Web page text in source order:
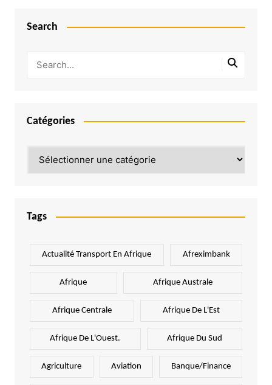
Search
Catégories
Tags
Actualité Transport En Afrique Afreximbank
Afrique Afrique Australe
Afrique Centrale Afrique De L'Est
Afrique De L'Ouest. Afrique Du Sud
Agriculture Aviation Banque/Finance